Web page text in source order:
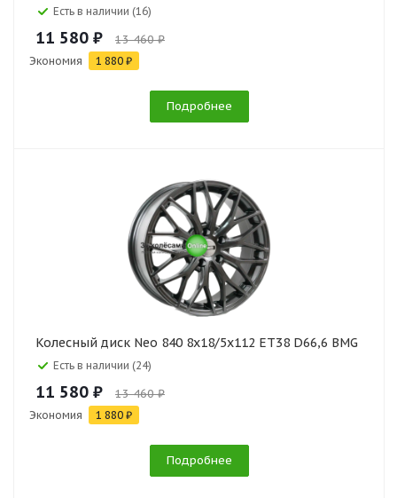
Есть в наличии (16)
11 580 ₽ 13 460 ₽
Экономия 1 880 ₽
Подробнее
Колесный диск Neo 840 8x18/5x112 ET38 D66,6 BMG
Есть в наличии (24)
11 580 ₽ 13 460 ₽
Экономия 1 880 ₽
Подробнее